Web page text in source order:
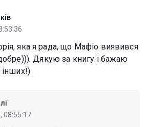
яка я рада, що Мафіо виявився
Дякую за книгу і бажаю
інших!)
08:55:17